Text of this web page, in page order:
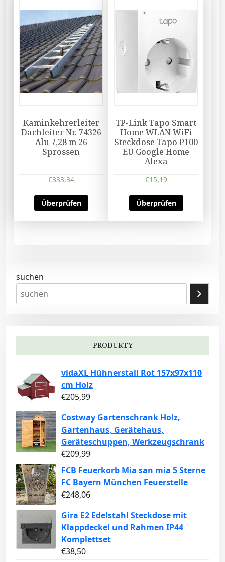
Kaminkehrerleiter
Dachleiter Nr. 74326
Alu 7,28 m 26
Sprossen
€333,34
Überprüfen
TP-Link Tapo Smart
Home WLAN WiFi
Steckdose Tapo P100
EU Google Home
Alexa
€15,19
Überprüfen
suchen
PRODUKTY
vidaXL Hühnerstall Rot 157x97x110
cm Holz
€205,99
Costway Gartenschrank Holz,
Gartenhaus, Gerätehaus,
Geräteschuppen, Werkzeugschrank
€209,99
FCB Feuerkorb Mia san mia 5 Sterne
FC Bayern München Feuerstelle
€248,06
Gira E2 Edelstahl Steckdose mit
Klappdeckel und Rahmen IP44
Komplettset
€38,50